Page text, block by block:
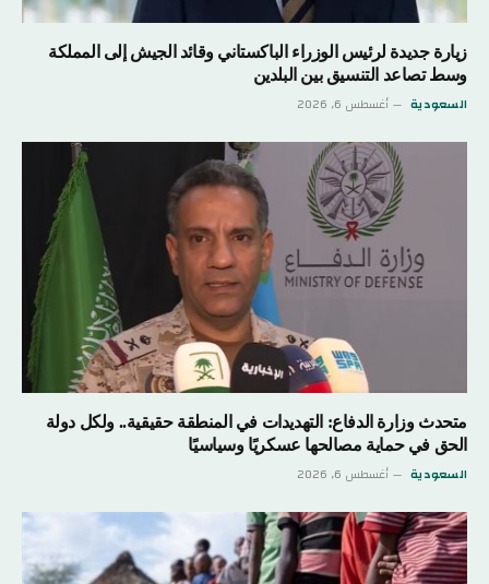
زيارة جديدة لرئيس الوزراء الباكستاني وقائد الجيش إلى المملكة
وسط تصاعد التنسيق بين البلدين
السعودية أغسطس 6, 2026
متحدث وزارة الدفاع: التهديدات في المنطقة حقيقية.. ولكل دولة
الحق في حماية مصالحها عسكريًا وسياسيًا
السعودية أغسطس 6, 2026